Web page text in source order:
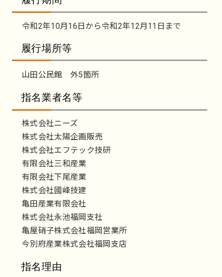
令和2年10月16日から令和2年12月11日まで
履行場所等
山田公民館 外5箇所
指名業者名等
株式会社ニーズ
株式会社太陽企画販売
株式会社エフテック技研
有限会社三和産業
有限会社下尾産業
株式会社國峰技建
亀田産業有限会社
株式会社永池福岡支社
亀屋硝子株式会社福岡営業所
今別府産業株式会社福岡支店
指名理由